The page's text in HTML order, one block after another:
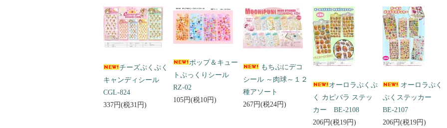
チーズぷくぷく
キャンディシール
CGL-824
337円(税31円)
ポップ＆キュー
トぷっくりシール
RZ-02
105円(税10円)
もちぷにデコ
シール ～肉球～１２
種アソート
267円(税24円)
オーロラぷくぷ
く カピバラ ステッ
カー BE-2108
206円(税19円)
オーロラぷく
ぷくステッカー
BE-2107
206円(税19円)